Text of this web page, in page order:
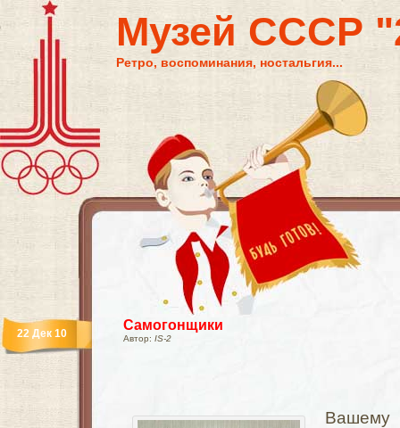
Музей СССР
Ретро, воспоминания, ностальгия...
Самогонщики
Автор: IS-2
22 Дек 10
Вашему